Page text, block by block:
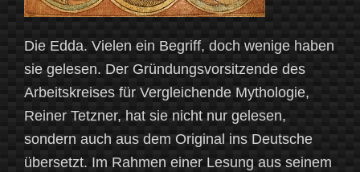
Die Edda. Vielen ein Begriff, doch wenige haben
sie gelesen. Der Gründungsvorsitzende des
Arbeitskreises für Vergleichende Mythologie,
Reiner Tetzner, hat sie nicht nur gelesen,
sondern auch aus dem Original ins Deutsche
übersetzt. Im Rahmen einer Lesung aus seinem